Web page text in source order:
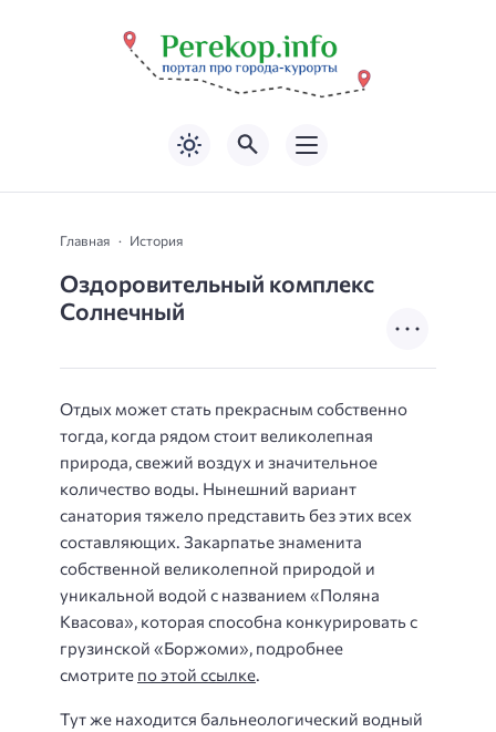
Главная История
Оздоровительный комплекс
Солнечный
Отдых может стать прекрасным собственно
тогда, когда рядом стоит великолепная
природа, свежий воздух и значительное
количество воды. Нынешний вариант
санатория тяжело представить без этих всех
составляющих. Закарпатье знаменита
собственной великолепной природой и
уникальной водой с названием «Поляна
Квасова», которая способна конкурировать с
грузинской «Боржоми», подробнее
смотрите по этой ссылке.
Тут же находится бальнеологический водный